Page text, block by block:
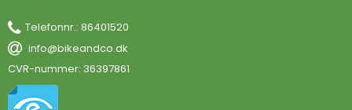
Telefonnr.: 86401520
info@bikeandco.dk
CVR-nummer: 36397861